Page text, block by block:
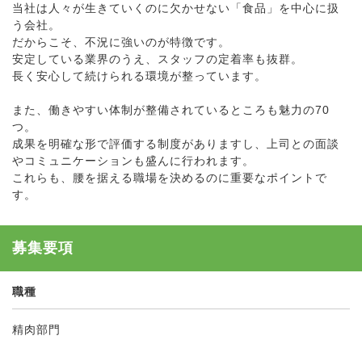
当社は人々が生きていくのに欠かせない「食品」を中心に扱
う会社。
だからこそ、不況に強いのが特徴です。
安定している業界のうえ、スタッフの定着率も抜群。
長く安心して続けられる環境が整っています。
また、働きやすい体制が整備されているところも魅力の70
つ。
成果を明確な形で評価する制度がありますし、上司との面談
やコミュニケーションも盛んに行われます。
これらも、腰を据える職場を決めるのに重要なポイントで
す。
募集要項
職種
精肉部門